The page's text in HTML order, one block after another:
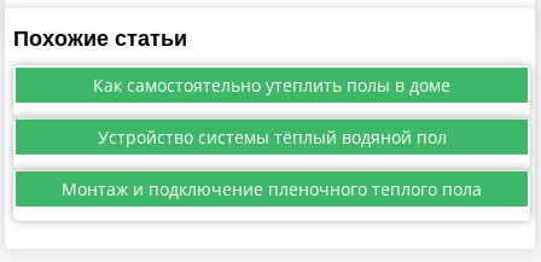
Похожие статьи
Как самостоятельно утеплить полы в доме
Устройство системы тёплый водяной пол
Монтаж и подключение пленочного теплого пола